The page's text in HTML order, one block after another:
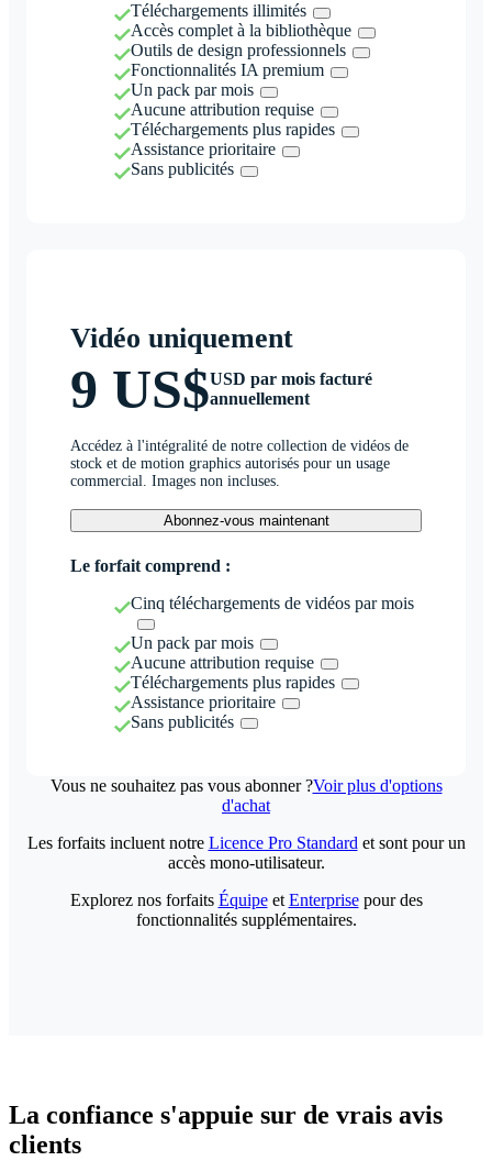
Téléchargements illimités
Accès complet à la bibliothèque
Outils de design professionnels
Fonctionnalités IA premium
Un pack par mois
Aucune attribution requise
Téléchargements plus rapides
Assistance prioritaire
Sans publicités
Vidéo uniquement
9 US$USD par mois facturé
annuellement
Accédez à l'intégralité de notre collection de vidéos de
stock et de motion graphics autorisés pour un usage
commercial. Images non incluses.
Abonnez-vous maintenant
Le forfait comprend :
Cinq téléchargements de vidéos par mois
Un pack par mois
Aucune attribution requise
Téléchargements plus rapides
Assistance prioritaire
Sans publicités
Vous ne souhaitez pas vous abonner ?Voir plus d'options
d'achat
Les forfaits incluent notre Licence Pro Standard et sont pour un
accès mono-utilisateur.
Explorez nos forfaits Équipeet Enterprisepour des
fonctionnalités supplémentaires.
La confiance s'appuie sur de vrais avis
clients